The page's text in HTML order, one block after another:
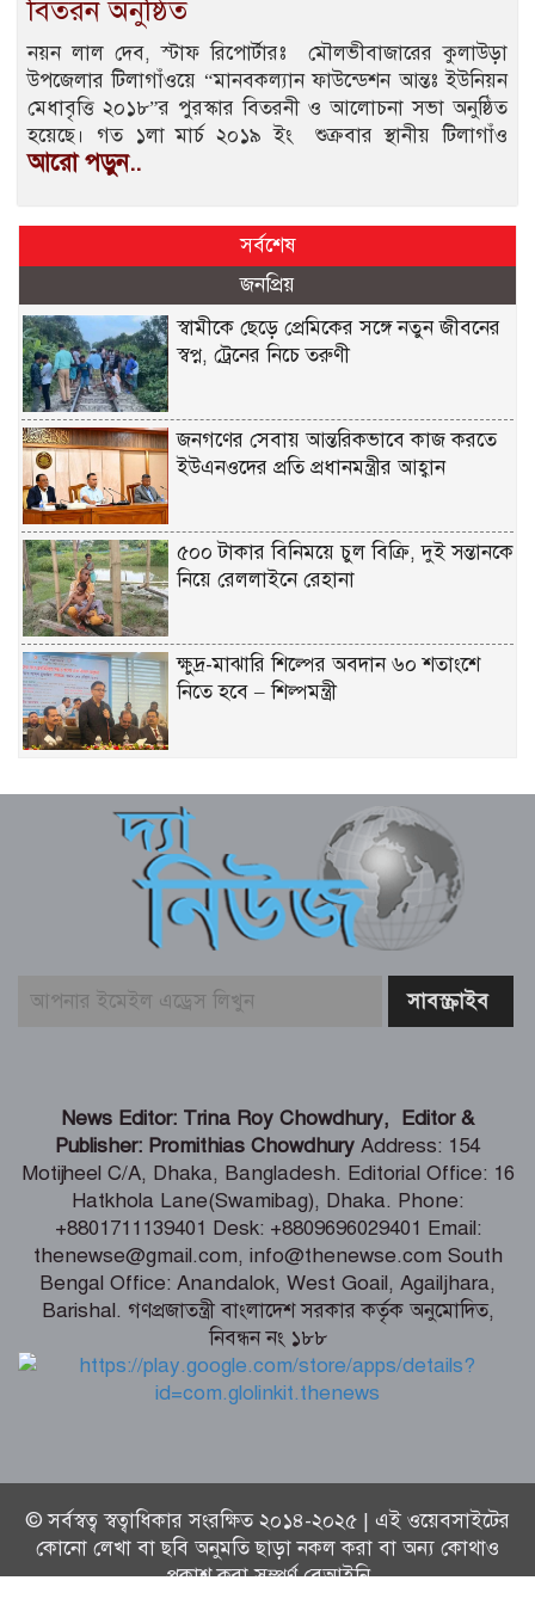
বিতরন অনুষ্ঠিত
নয়ন লাল দেব, স্টাফ রিপোর্টারঃ মৌলভীবাজারের কুলাউড়া
উপজেলার টিলাগাঁওয়ে “মানবকল্যান ফাউন্ডেশন আন্তঃ ইউনিয়ন
মেধাবৃত্তি ২০১৮”র পুরস্কার বিতরনী ও আলোচনা সভা অনুষ্ঠিত
হয়েছে। গত ১লা মার্চ ২০১৯ ইং শুক্রবার স্থানীয় টিলাগাঁও
আরো পড়ুন..
সর্বশেষ
জনপ্রিয়
স্বামীকে ছেড়ে প্রেমিকের সঙ্গে নতুন জীবনের
স্বপ্ন, ট্রেনের নিচে তরুণী
জনগণের সেবায় আন্তরিকভাবে কাজ করতে
ইউএনওদের প্রতি প্রধানমন্ত্রীর আহ্বান
৫০০ টাকার বিনিময়ে চুল বিক্রি, দুই সন্তানকে
নিয়ে রেললাইনে রেহানা
ক্ষুদ্র-মাঝারি শিল্পের অবদান ৬০ শতাংশে
নিতে হবে – শিল্পমন্ত্রী
কাজ করছে সরকার – প্রতিমন্ত্রী সুলতান
যশোর সিমান্ত এলাকায় বিজিবি অভিযানে
মাদকদ্রব্য ও চোরাচালান পণ্যসহ আটক-১
বাঁশখালীকে বন্যা মুক্ত করার পদক্ষেপ নেয়া
হাওরে বাড়বে মাছের অভয়াশ্রম, ইজারা প্রথা
বাতিলের উদ্যোগ – মৎস্য ও প্রাণিসম্পদ এবং
কৃষিমন্ত্রী
তরুণদের নেতৃত্বেই টেকসই হবে প্রযুক্তিনির্ভর
উন্নয়ন – তথ্যপ্রযুক্তি মন্ত্রী
বেনাপোল ইমিগ্রেশন পরিদর্শনে এসবি প্রধান,
যাত্রী হয়রানি বন্ধের নির্দেশ
News Editor: Trina Roy Chowdhury, Editor &
Publisher: Promithias Chowdhury Address: 154
Motijheel C/A, Dhaka, Bangladesh. Editorial Office: 16
Hatkhola Lane(Swamibag), Dhaka. Phone:
+8801711139401 Desk: +8809696029401 Email:
thenewse@gmail.com, info@thenewse.com South
Bengal Office: Anandalok, West Goail, Agailjhara,
Barishal. গণপ্রজাতন্ত্রী বাংলাদেশ সরকার কর্তৃক অনুমোদিত,
নিবন্ধন নং ১৮৮
© সর্বস্বত্ব স্বত্বাধিকার সংরক্ষিত ২০১৪-২০২৫ | এই ওয়েবসাইটের
কোনো লেখা বা ছবি অনুমতি ছাড়া নকল করা বা অন্য কোথাও
প্রকাশ করা সম্পূর্ণ বেআইনি